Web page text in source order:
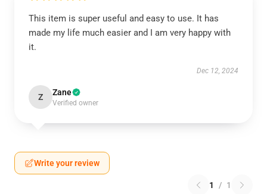
This item is super useful and easy to use. It has
made my life much easier and I am very happy with
it.
Dec 12, 2024
Z Zane
Verified owner
Write your review
1 / 1